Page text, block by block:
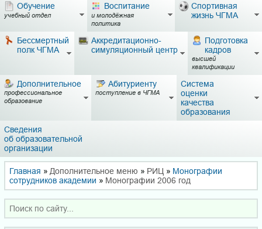
Обучение
учебный отдел
Воспитание
и молодёжная
политика
Спортивная
жизнь ЧГМА
Бессмертный
полк ЧГМА
Аккредитационно-
симуляционный центр
Подготовка
кадров
высшей
квалификации
Дополнительное
профессиональное
образование
Абитуриенту
поступление в ЧГМА
Система
оценки
качества
образования
Сведения
об образовательной
организации
Главная » Дополнительное меню » РИЦ » Монографии
сотрудников академии » Монографии 2006 год